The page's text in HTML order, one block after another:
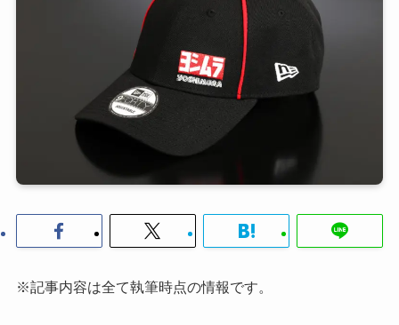
※記事内容は全て執筆時点の情報です。